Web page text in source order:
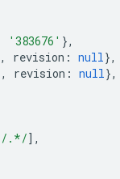
'383676' },
, revision : null},
, revision : null},
/.*/],